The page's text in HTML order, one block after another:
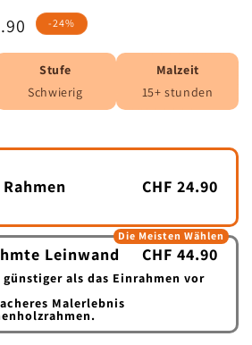
-24%
Stufe
Schwierig
Malzeit
15+ stunden
CHF 24.90
Leinwand CHF 44.90
günstiger als das Einrahmen vor
Malerlebnis
Die Meisten Wählen